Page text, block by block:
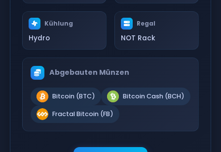
Kühlung
Hydro
Regal
NOT Rack
Abgebauten Münzen
Bitcoin (BTC) Bitcoin Cash (BCH)
Fractal Bitcoin (FB)